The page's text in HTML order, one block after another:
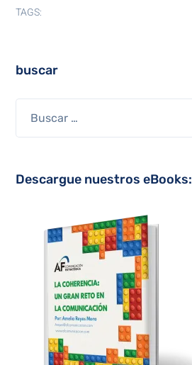
TAGS:
buscar
Descargue nuestros eBooks: